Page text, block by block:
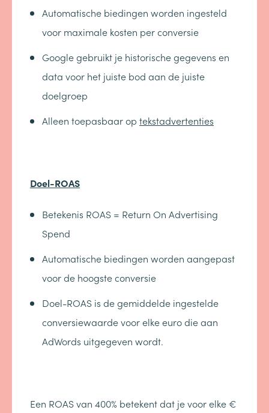
Automatische biedingen worden ingesteld
voor maximale kosten per conversie
Google gebruikt je historische gegevens en
data voor het juiste bod aan de juiste
doelgroep
Alleen toepasbaar op tekstadvertenties
Doel-ROAS
Betekenis ROAS = Return On Advertising
Spend
Automatische biedingen worden aangepast
voor de hoogste conversie
Doel-ROAS is de gemiddelde ingestelde
conversiewaarde voor elke euro die aan
AdWords uitgegeven wordt.
Een ROAS van 400% betekent dat je voor elke €